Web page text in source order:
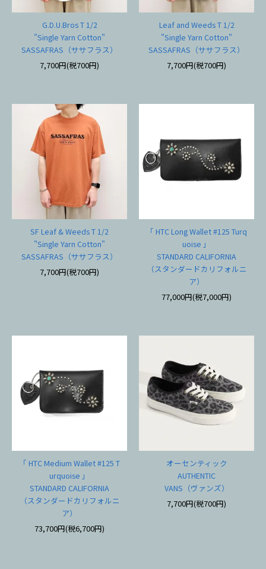
G.D.U.Bros T 1/2
"Single Yarn Cotton"
SASSAFRAS（ササフラス）
7,700円(税700円)
Leaf and Weeds T 1/2
"Single Yarn Cotton"
SASSAFRAS（ササフラス）
7,700円(税700円)
SF Leaf & Weeds T 1/2
"Single Yarn Cotton"
SASSAFRAS（ササフラス）
7,700円(税700円)
「 HTC Long Wallet #125 Turq
uoise 」
STANDARD CALIFORNIA
（スタンダードカリフォルニ
ア）
77,000円(税7,000円)
「 HTC Medium Wallet #125 T
urquoise 」
STANDARD CALIFORNIA
（スタンダードカリフォルニ
ア）
73,700円(税6,700円)
オーセンティック
AUTHENTIC
VANS（ヴァンズ）
7,700円(税700円)